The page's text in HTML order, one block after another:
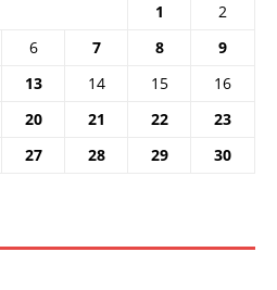
1
2
6 7 8
9
13 14 15
16
20 21 22
23
27 28 29
30